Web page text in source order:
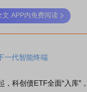
APP内免费阅读
一代智能终端
科创债ETF全面“入库”
稀土板块领涨 元件板块走强